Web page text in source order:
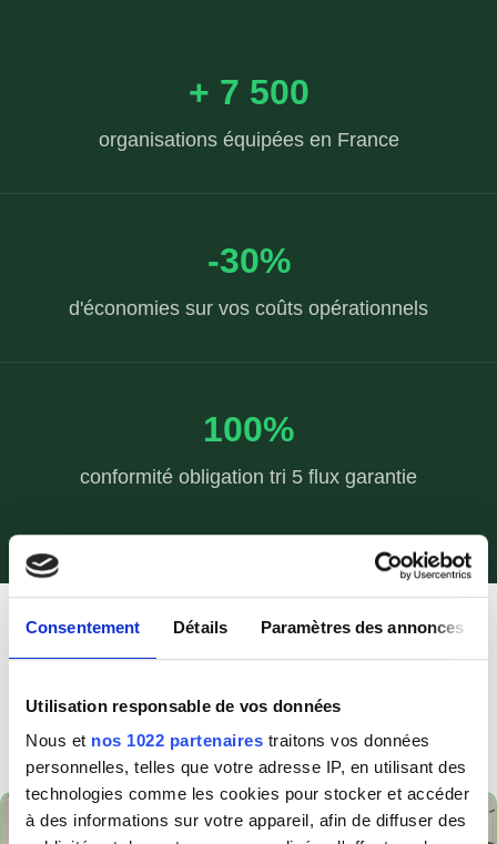
Consentement Détails Paramètres des annonces
Utilisation responsable de vos données
Nous et nos 1022 partenaires traitons vos données
personnelles, telles que votre adresse IP, en utilisant des
technologies comme les cookies pour stocker et accéder
à des informations sur votre appareil, afin de diffuser des
+ 7 500
organisations équipées en France
-30%
d'économies sur vos coûts opérationnels
100%
conformité obligation tri 5 flux garantie
en établissement hôtelier